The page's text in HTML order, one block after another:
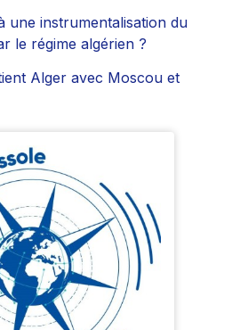
une instrumentalisation du
le régime algérien ?
Alger avec Moscou et